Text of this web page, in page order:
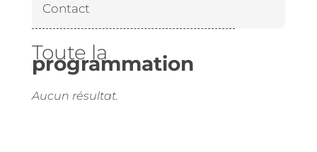
Contact
Toute la
programmation
Aucun résultat.